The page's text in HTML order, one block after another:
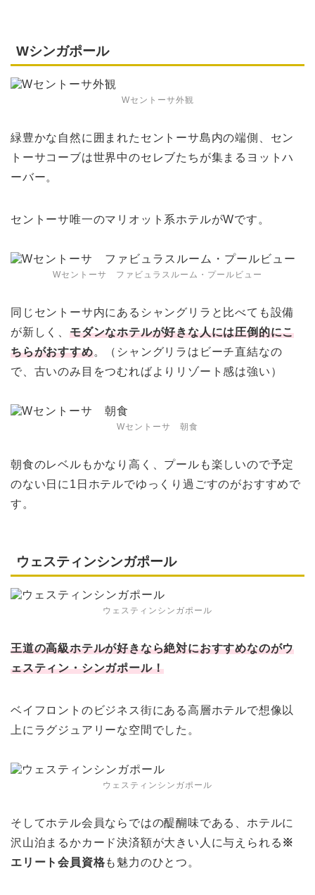
Wシンガポール
Wセントーサ外観
緑豊かな自然に囲まれたセントーサ島内の端側、セン
トーサコーブは世界中のセレブたちが集まるヨットハ
ーバー。
セントーサ唯一のマリオット系ホテルがWです。
Wセントーサ ファビュラスルーム・プールビュー
同じセントーサ内にあるシャングリラと比べても設備
が新しく、 モダンなホテルが好きな人には圧倒的にこ
ちらがおすすめ。（シャングリラはビーチ直結なの
で、古いのみ目をつむればよりリゾート感は強い）
Wセントーサ 朝食
朝食のレベルもかなり高く、プールも楽しいので予定
のない日に1日ホテルでゆっくり過ごすのがおすすめで
す。
ウェスティンシンガポール
ウェスティンシンガポール
王道の高級ホテルが好きなら絶対におすすめなのがウ
ェスティン・シンガポール！
ベイフロントのビジネス街にある高層ホテルで想像以
上にラグジュアリーな空間でした。
ウェスティンシンガポール
そしてホテル会員ならではの醍醐味である、ホテルに
沢山泊まるかカード決済額が大きい人に与えられる ※
エリート会員資格も魅力のひとつ。